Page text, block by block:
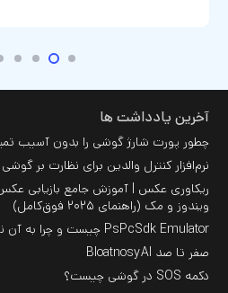
آخرین یادداشت ها
چطور پورت شارژ گوشی را بدون آسیب
نرم‌افزار کنترل والدین برای نظارت بر گوشی
ریکاوری عکس | آموزش جامع بازیابی
ویندوز و مک (راهنمای ۲۰۲۵ فوق‌کامل)
PsPcSdk Emulator چیست و چرا به آن نیاز دارید؟
صفر تا صد BloatnosyAI
دکمه SOS در گوشی چیست؟